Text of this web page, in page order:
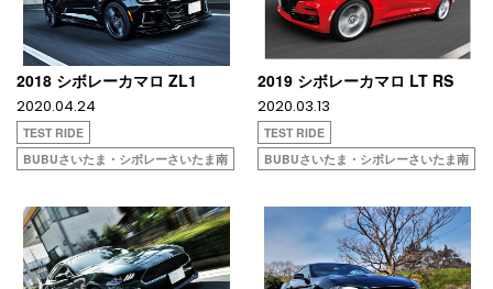
2018 シボレーカマロ ZL1
2020.04.24
TEST RIDE
BUBUさいたま・シボレーさいたま南
2019 シボレーカマロ LT RS
2020.03.13
TEST RIDE
BUBUさいたま・シボレーさいたま南